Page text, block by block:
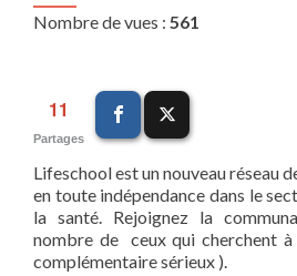
Nombre de vues : 561
11
Partages
Lifeschool est un nouveau réseau
en toute indépendance dans le
la santé. Rejoignez la
nombre de ceux qui cherchent à
complémentaire sérieux ).